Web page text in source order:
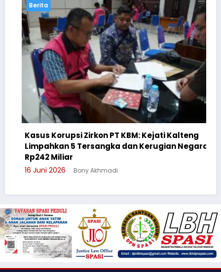
Korupsi Zirkon PT KBM: Kejati Kalteng
5 Tersangka dan Kerugian Negara
Miliar
2026 Bony Akhmadi
Berita
Cegah